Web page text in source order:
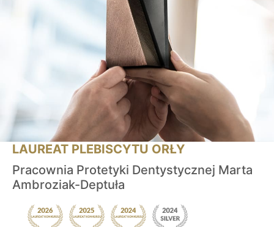
LAUREAT PLEBISCYTU ORŁY
Pracownia Protetyki Dentystycznej Marta
Ambroziak-Deptuła